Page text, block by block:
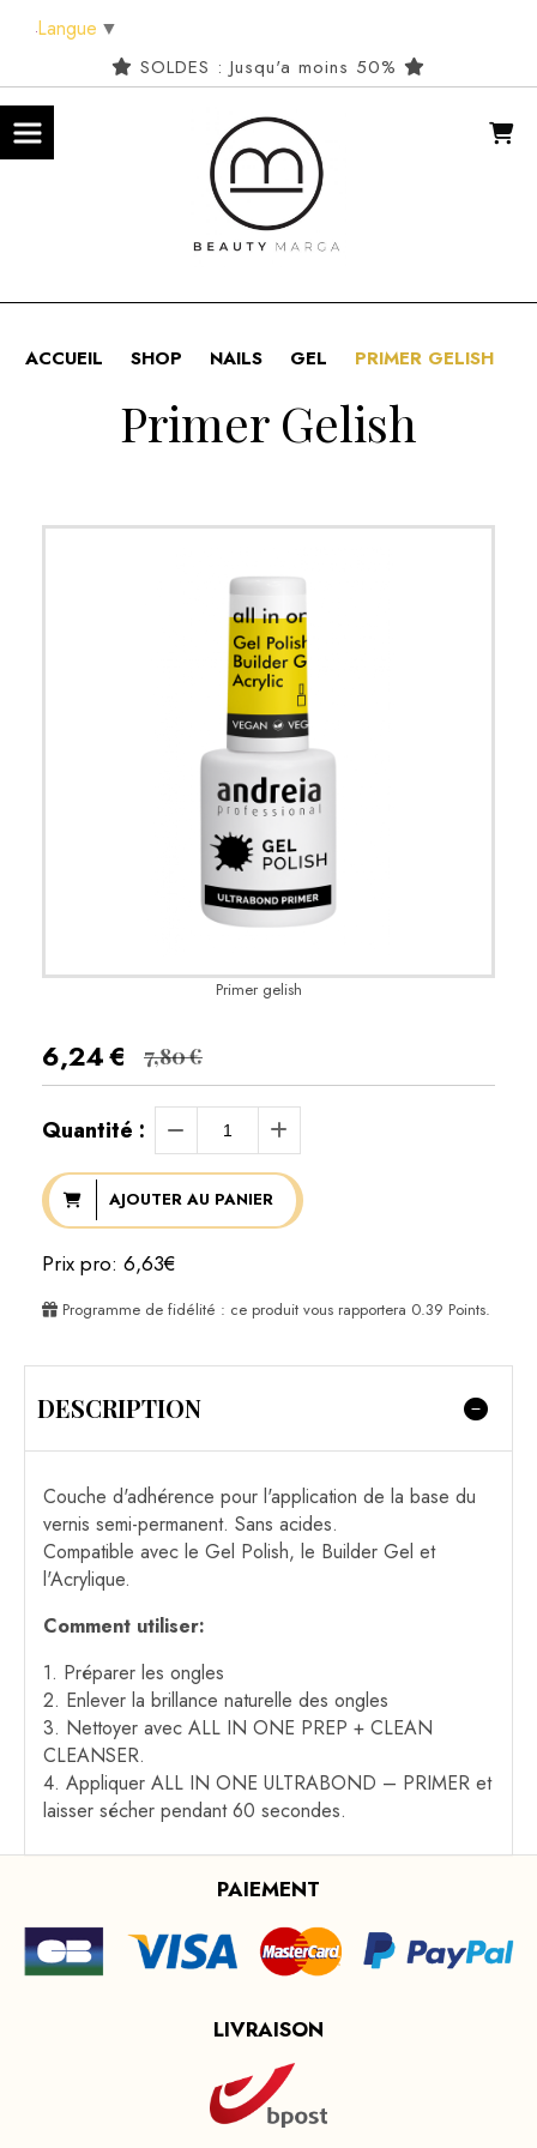
SOLDES : Jusqu'a moins 50%
ACCUEIL SHOP NAILS GEL PRIMER GELISH
Primer Gelish
Primer gelish
6,24€ 7,80€
Quantité :
AJOUTER AU PANIER
Prix pro: 6,63€
Programme de fidélité : ce produit vous rapportera 0.39 Points.
DESCRIPTION
Couche d'adhérence pour l'application de la base du
vernis semi-permanent. Sans acides.
Compatible avec le Gel Polish, le Builder Gel et
l'Acrylique.
Comment utiliser:
1. Préparer les ongles
2. Enlever la brillance naturelle des ongles
3. Nettoyer avec ALL IN ONE PREP + CLEAN
CLEANSER.
4. Appliquer ALL IN ONE ULTRABOND – PRIMER et
laisser sécher pendant 60 secondes.
PAIEMENT
LIVRAISON
Langue ▼